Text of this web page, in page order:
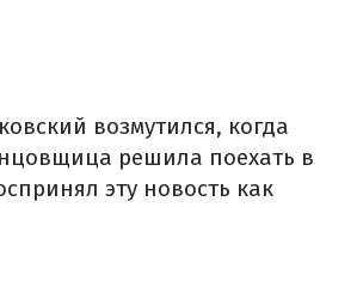
возмутился, когда
решила поехать в
эту новость как